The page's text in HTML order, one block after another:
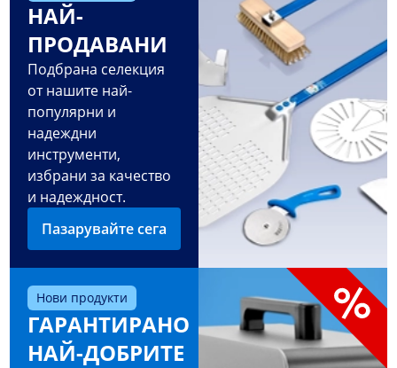
НАЙ-
ПРОДАВАНИ
Подбрана селекция
от нашите най-
популярни и
надеждни
инструменти,
избрани за качество
и надеждност.
Пазарувайте сега
Нови продукти
ГАРАНТИРАНО
НАЙ-ДОБРИТЕ